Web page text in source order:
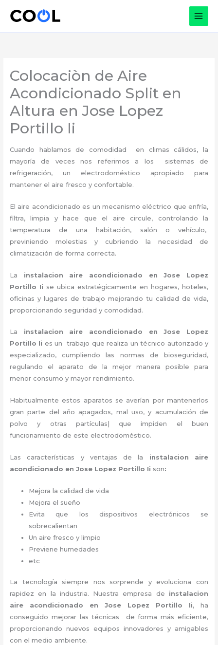
Colocaciòn de Aire
Acondicionado Split en
Altura en Jose Lopez
Portillo Ii
Cuando hablamos de comodidad en climas cálidos, la
mayoría de veces nos referimos a los sistemas de
refrigeración, un electrodoméstico apropiado para
mantener el aire fresco y confortable.
El aire acondicionado es un mecanismo eléctrico que enfría,
filtra, limpia y hace que el aire circule, controlando la
temperatura de una habitación, salón o vehículo,
previniendo molestias y cubriendo la necesidad de
climatización de forma correcta.
La instalacion aire acondicionado en Jose Lopez
Portillo Ii se ubica estratégicamente en hogares, hoteles,
oficinas y lugares de trabajo mejorando tu calidad de vida,
proporcionando seguridad y comodidad.
La instalacion aire acondicionado en Jose Lopez
Portillo Ii es un
trabajo que realiza un técnico autorizado y
especializado, cumpliendo las normas de bioseguridad,
regulando el aparato de la mejor manera posible para
menor consumo y mayor rendimiento.
Habitualmente estos aparatos se averían por mantenerlos
gran parte del año apagados, mal uso, y acumulación de
polvo y otras partículas| que impiden el buen
funcionamiento de este electrodoméstico.
Las características y ventajas de la instalacion aire
acondicionado en Jose Lopez Portillo Ii son:
Mejora la calidad de vida
Mejora el sueño
Evita que los dispositivos electrónicos se
sobrecalientan
Un aire fresco y limpio
Previene humedades
etc
La tecnología siempre nos sorprende y evoluciona con
rapidez en la industria. Nuestra empresa de instalacion
aire acondicionado en Jose Lopez Portillo Ii, ha
conseguido mejorar las técnicas de forma más eficiente,
proporcionando nuevos equipos innovadores y amigables
con el medio ambiente.